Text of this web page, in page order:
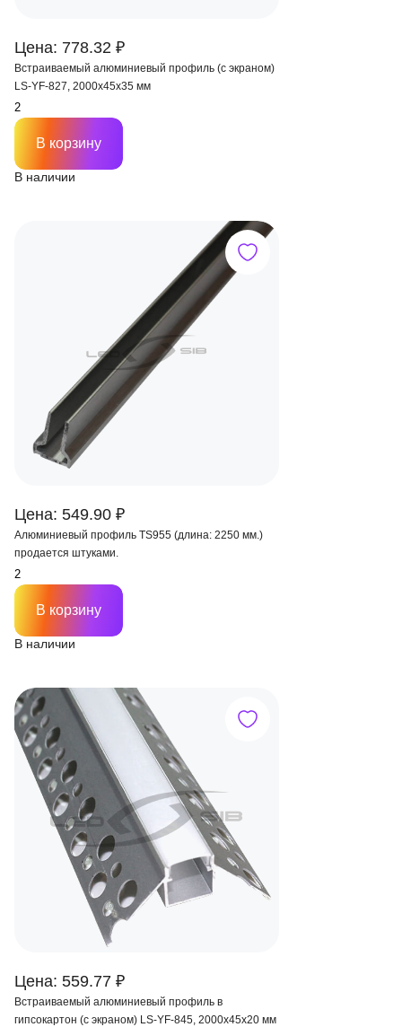
Цена: 778.32 ₽
Встраиваемый алюминиевый профиль (с экраном)
LS-YF-827, 2000х45х35 мм
В наличии
В корзину
Цена: 549.90 ₽
Алюминиевый профиль TS955 (длина: 2250 мм.)
продается штуками.
В наличии
В корзину
Цена: 559.77 ₽
Встраиваемый алюминиевый профиль в
гипсокартон (с экраном) LS-YF-845, 2000х45х20 мм